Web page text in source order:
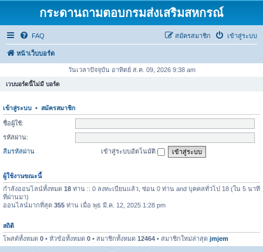
กระดานถามตอบกรมส่งเสริมสหกรณ์
FAQ เข้าสู่ระบบ
สมัครสมาชิก
หน้าเว็บบอร์ด
วันเวลาปัจจุบัน อาทิตย์ ส.ค. 09, 2026 9:38 am
เวบบอร์ดนี้ไม่มี บอร์ด
เข้าสู่ระบบ • สมัครสมาชิก
ชื่อผู้ใช้:
รหัสผ่าน:
ลืมรหัสผ่าน เข้าสู่ระบบอัตโนมัติ
ผู้ใช้งานขณะนี้
กำลังออนไลน์ทั้งหมด 18 ท่าน :: 0 ลงทะเบียนแล้ว, ซ่อน 0 ท่าน and บุคคลทั่วไป 18 (ใน 5 นาที
ที่ผ่านมา)
ออนไลน์มากที่สุด 355 ท่าน เมื่อ พุธ มี.ค. 12, 2025 1:28 pm
สถิติ
โพสต์ทั้งหมด 0 • หัวข้อทั้งหมด 0 • สมาชิกทั้งหมด 12464 • สมาชิกใหม่ล่าสุด jmjem